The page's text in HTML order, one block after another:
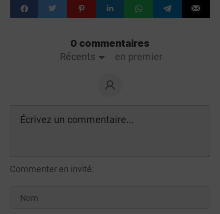
0 commentaires
Récents
en premier
Commenter en invité: